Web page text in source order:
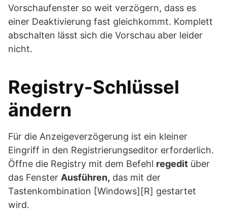
Vorschaufenster so weit verzögern, dass es
einer Deaktivierung fast gleichkommt. Komplett
abschalten lässt sich die Vorschau aber leider
nicht.
Registry-Schlüssel
ändern
Für die Anzeigeverzögerung ist ein kleiner
Eingriff in den Registrierungseditor erforderlich.
Öffne die Registry mit dem Befehl regedit über
das Fenster Ausführen, das mit der
Tastenkombination [Windows][R] gestartet
wird.